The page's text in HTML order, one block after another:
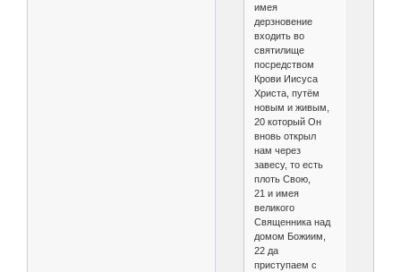
имея
дерзновение
входить во
святилище
посредством
Крови Иисуса
Христа, путём
новым и живым,
20 который Он
вновь открыл
нам через
завесу, то есть
плоть Свою,
21 и имея
великого
Священника над
домом Божиим,
22 да
приступаем с